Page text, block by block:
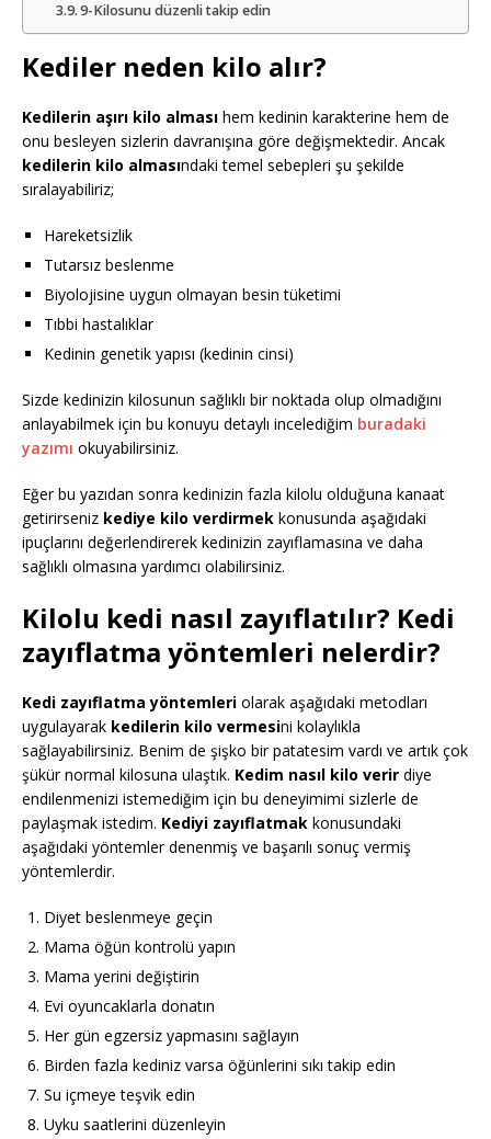
9-Kilosunu düzenli takip edin
Kediler neden kilo alır?
Kedilerin aşırı kilo alması hem kedinin karakterine hem de
onu besleyen sizlerin davranışına göre değişmektedir. Ancak
kedilerin kilo almasındaki temel sebepleri şu şekilde
sıralayabiliriz;
Hareketsizlik
Tutarsız beslenme
Biyolojisine uygun olmayan besin tüketimi
Tıbbi hastalıklar
Kedinin genetik yapısı (kedinin cinsi)
Sizde kedinizin kilosunun sağlıklı bir noktada olup olmadığını
anlayabilmek için bu konuyu detaylı incelediğim buradaki
yazımı okuyabilirsiniz.
Eğer bu yazıdan sonra kedinizin fazla kilolu olduğuna kanaat
getirirseniz kediye kilo verdirmek konusunda aşağıdaki
ipuçlarını değerlendirerek kedinizin zayıflamasına ve daha
sağlıklı olmasına yardımcı olabilirsiniz.
Kilolu kedi nasıl zayıflatılır? Kedi
zayıflatma yöntemleri nelerdir?
Kedi zayıflatma yöntemleri olarak aşağıdaki metodları
uygulayarak kedilerin kilo vermesini kolaylıkla
sağlayabilirsiniz. Benim de şişko bir patatesim vardı ve artık çok
şükür normal kilosuna ulaştık. Kedim nasıl kilo verir diye
endilenmenizi istemediğim için bu deneyimimi sizlerle de
paylaşmak istedim. Kediyi zayıflatmak konusundaki
aşağıdaki yöntemler denenmiş ve başarılı sonuç vermiş
yöntemlerdir.
Diyet beslenmeye geçin
Mama öğün kontrolü yapın
Mama yerini değiştirin
Evi oyuncaklarla donatın
Her gün egzersiz yapmasını sağlayın
Birden fazla kediniz varsa öğünlerini sıkı takip edin
Su içmeye teşvik edin
Uyku saatlerini düzenleyin